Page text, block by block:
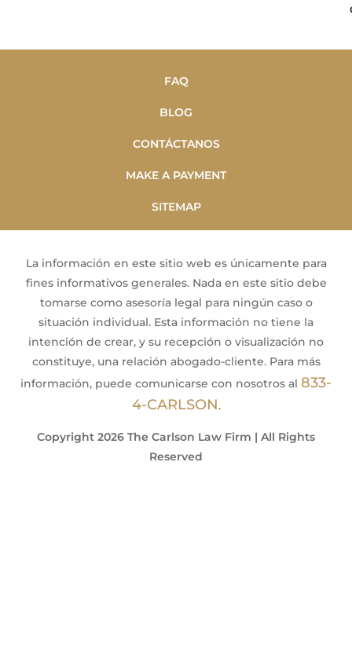
FAQ
BLOG
CONTÁCTANOS
MAKE A PAYMENT
SITEMAP
La información en este sitio web es únicamente para
fines informativos generales. Nada en este sitio debe
tomarse como asesoría legal para ningún caso o
situación individual. Esta información no tiene la
intención de crear, y su recepción o visualización no
constituye, una relación abogado-cliente. Para más
información, puede comunicarse con nosotros al 833-
4-CARLSON.
Copyright 2026 The Carlson Law Firm | All Rights
Reserved